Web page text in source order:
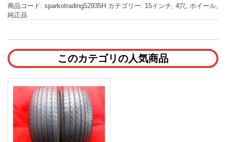
商品コード: sparkotrading52935H カテゴリー: 15インチ 4穴 ホイール
純正品
このカテゴリの人気商品